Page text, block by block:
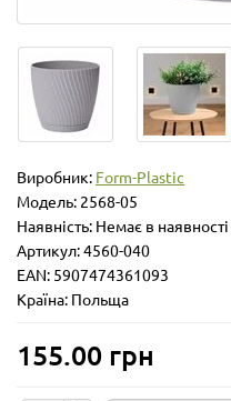
Виробник: Form-Plastic
Модель: 2568-05
Наявність: Немає в наявності
Артикул: 4560-040
EAN: 5907474361093
Країна: Польща
155.00 грн